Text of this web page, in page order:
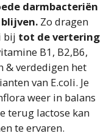
darmbacteriën
Zo dragen
bij tot de vertering
B1, B2,B6,
& verdedigen het
van E.coli. Je
weer in balans
terug lactose kan
te ervaren.